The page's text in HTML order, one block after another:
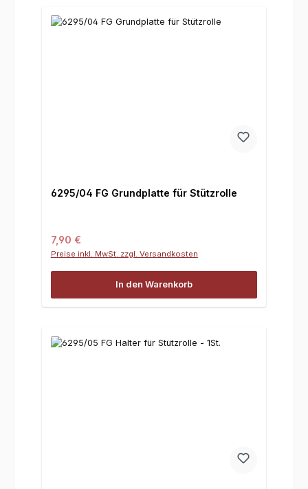
6295/04 FG Grundplatte für Stützrolle
Regulärer Preis:
7,90 €
Preise inkl. MwSt. zzgl. Versandkosten
In den Warenkorb